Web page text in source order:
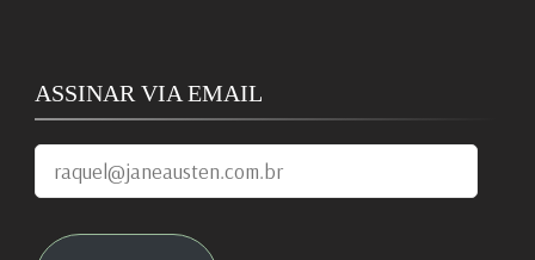
ASSINAR VIA EMAIL
raquel@janeausten.com.br